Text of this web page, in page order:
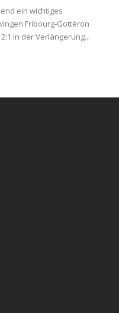
ein wichtiges
Fribourg-Gottéron
in der Verlängerung...